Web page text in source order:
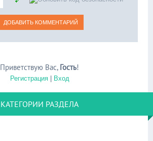
Приветствую Вас, Гость!
Регистрация| Вход
КАТЕГОРИИ РАЗДЕЛА